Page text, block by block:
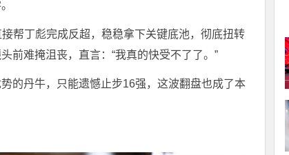
帮丁彪完成反超，稳稳拿下关键底池，彻底扭转
前难掩沮丧，直言：“我真的快受不了了。”
的丹牛，只能遗憾止步16强，这波翻盘也成了本